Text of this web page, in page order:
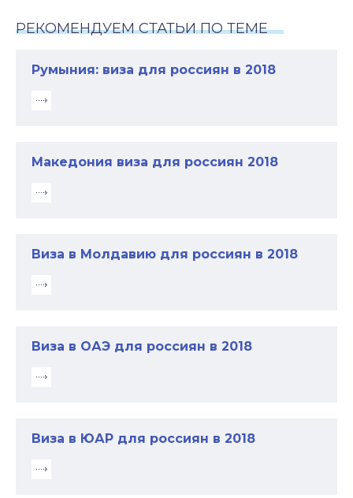
РЕКОМЕНДУЕМ СТАТЬИ ПО ТЕМЕ
Румыния: виза для россиян в 2018
Македония виза для россиян 2018
Виза в Молдавию для россиян в 2018
Виза в ОАЭ для россиян в 2018
Виза в ЮАР для россиян в 2018